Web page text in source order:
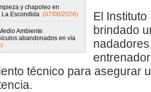
y chapoleo en
La Escondida (07/08/2026)
Ambiente
abandonados en vía
El
brindado
técnico para asegurar